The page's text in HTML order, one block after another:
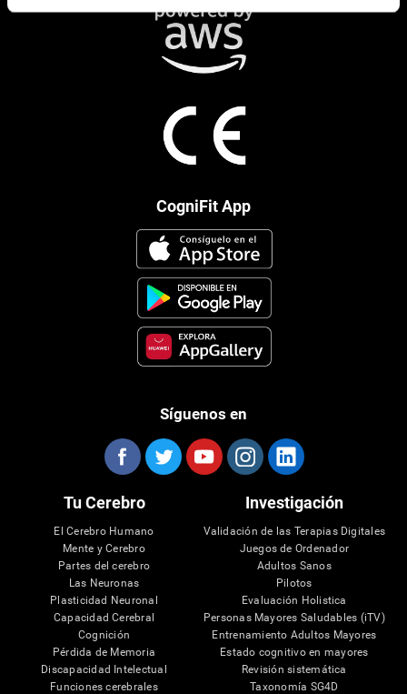
CogniFit App
Síguenos en
Tu Cerebro
El Cerebro Humano
Mente y Cerebro
Partes del cerebro
Las Neuronas
Plasticidad Neuronal
Capacidad Cerebral
Cognición
Pérdida de Memoria
Discapacidad Intelectual
Funciones cerebrales
Investigación
Validación de las Terapias Digitales
Juegos de Ordenador
Adultos Sanos
Pilotos
Evaluación Holistica
Personas Mayores Saludables (iTV)
Entrenamiento Adultos Mayores
Estado cognitivo en mayores
Revisión sistemática
Taxonomía SG4D